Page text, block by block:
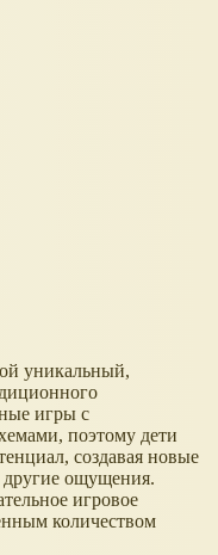
уникальный,
игры с
поэтому дети
создавая новые
ощущения.
игровое
количеством